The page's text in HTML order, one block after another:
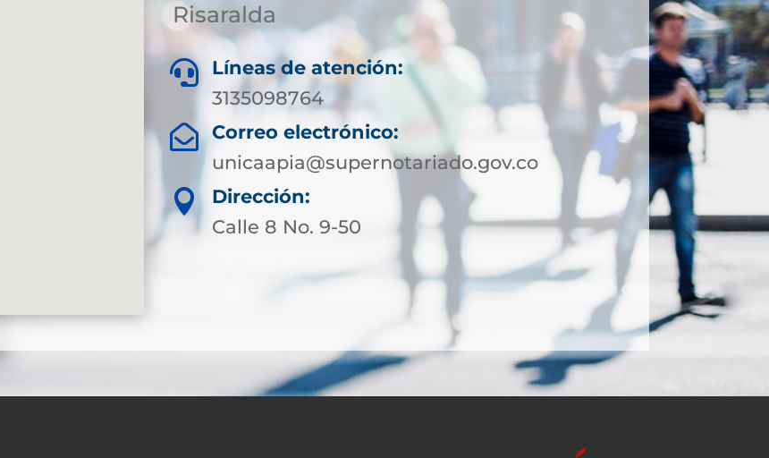
Risaralda

Líneas de atención:
3135098764
 Correo electrónico:
unicaapia@supernotariado.gov.co

Dirección:
Calle 8 No. 9-50